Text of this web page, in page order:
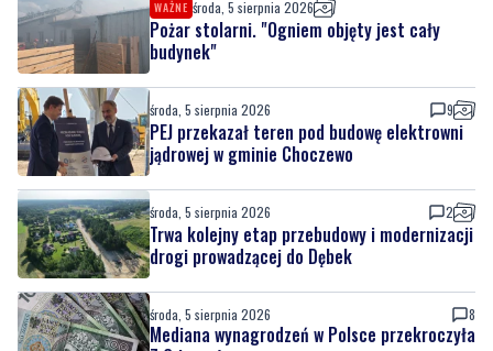
WAŻNE środa, 5 sierpnia 2026
Pożar stolarni. "Ogniem objęty jest cały
budynek"
środa, 5 sierpnia 2026 9
PEJ przekazał teren pod budowę elektrowni
jądrowej w gminie Choczewo
środa, 5 sierpnia 2026 2
Trwa kolejny etap przebudowy i modernizacji
drogi prowadzącej do Dębek
środa, 5 sierpnia 2026 8
Mediana wynagrodzeń w Polsce przekroczyła